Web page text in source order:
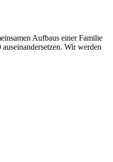
Aufbaus einer Familie
Wir werden